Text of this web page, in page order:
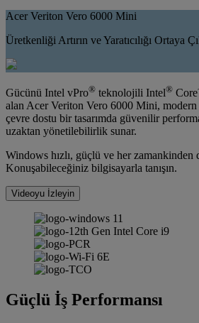
Acer Veriton Vero 6000 Mini
Üretkenliği Artırın ve Yaratıcılığı Ortaya
Gücünü Intel vPro® teknolojili Intel®
alan Acer Veriton Vero 6000 Mini,
çevre dostu bir tasarımda güvenilir
uzaktan yönetilebilirlik sunar.
Windows hızlı, güçlü ve her zamankinden
Konuşabileceğiniz bilgisayarla tanışın.
Videoyu İzleyin
Güçlü İş Performansı